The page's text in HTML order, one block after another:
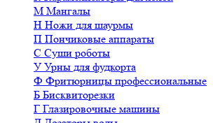
М Мангалы
Н Ножи для шаурмы
П Пончиковые аппараты
С Суши роботы
У Урны для фудкорта
Ф Фритюрницы профессиональные
Б Бисквиторезки
Г Глазировочные машины